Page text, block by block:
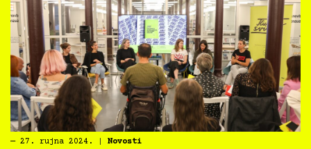
― 27. rujna 2024. Novosti